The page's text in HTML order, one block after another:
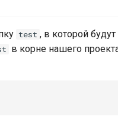
test , в которой
в корне нашего